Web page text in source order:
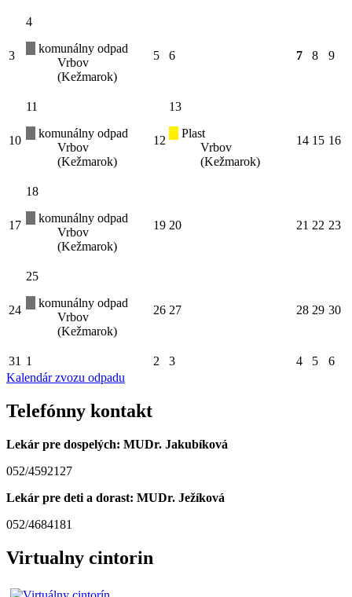
3
4
komunálny odpad
Vrbov
(Kežmarok)
5 6 7 8 9
10
11
komunálny odpad
Vrbov
(Kežmarok)
12
13
Plast
Vrbov
(Kežmarok)
14 15 16
17
18
komunálny odpad
Vrbov
(Kežmarok)
19 20 21 22 23
24
25
komunálny odpad
Vrbov
(Kežmarok)
26 27 28 29 30
31 1 2 3 4 5
6
Kalendár zvozu odpadu
Telefónny kontakt
Lekár pre dospelých: MUDr. Jakubíková
052/4592127
Lekár pre deti a dorast: MUDr. Ježíková
052/4684181
Virtualny cintorin